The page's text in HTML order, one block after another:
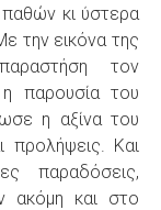
κι ύστερα
την εικόνα της
τον
παρουσία του
η αξίνα του
προλήψεις. Και
παραδόσεις,
ακόμη και στο